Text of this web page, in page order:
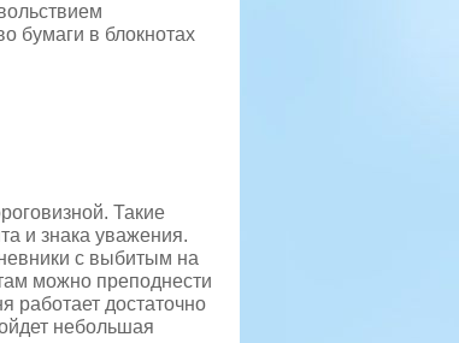
бумаги в блокнотах
Такие
и знака уважения.
с выбитым на
можно преподнести
работает достаточно
небольшая